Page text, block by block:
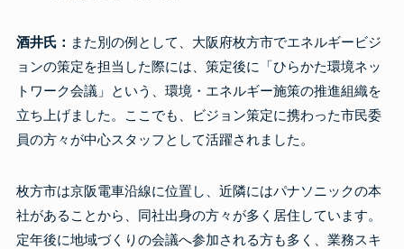
酒井氏： また別の例として、大阪府枚方市でエネルギービジ
ョンの策定を担当した際には、策定後に「ひらかた環境ネッ
トワーク会議」という、環境・エネルギー施策の推進組織を
立ち上げました。ここでも、ビジョン策定に携わった市民委
員の方々が中心スタッフとして活躍されました。
枚方市は京阪電車沿線に位置し、近隣にはパナソニックの本
社があることから、同社出身の方々が多く居住しています。
定年後に地域づくりの会議へ参加される方も多く、業務スキ